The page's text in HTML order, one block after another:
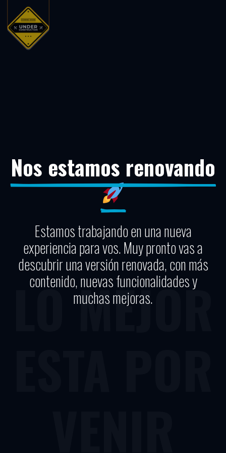
Nos estamos renovando
Estamos trabajando en una nueva
experiencia para vos. Muy pronto vas a
descubrir una versión renovada, con más
contenido, nuevas funcionalidades y
muchas mejoras.
LO MEJOR